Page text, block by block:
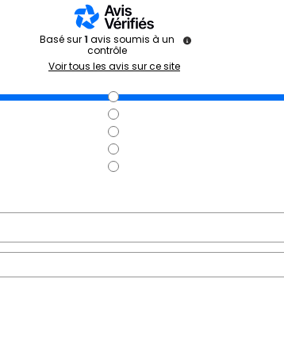
Basé sur1 avis soumis à un
contrôle
Voir tous les avis sur ce site